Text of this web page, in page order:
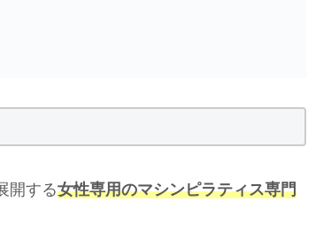
開する女性専用のマシンピラティス専門